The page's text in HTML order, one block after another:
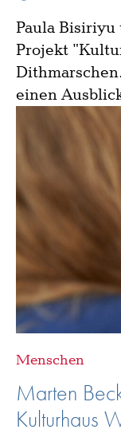
Paula
Projekt
einen
Menschen
Marten
Kulturhaus